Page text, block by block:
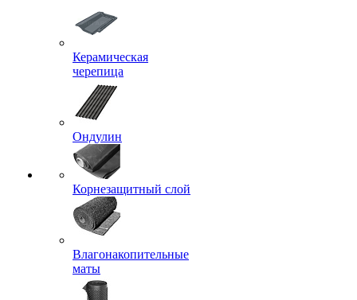
Керамическая
черепица
Ондулин
Корнезащитный слой
Влагонакопительные
маты